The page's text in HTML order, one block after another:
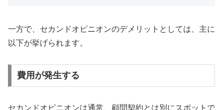
一方で、セカンドオピニオンのデメリットとしては、主に
以下が挙げられます。
費用が発生する
セカンドオピニオンは通常、顧問契約とは別にスポットで